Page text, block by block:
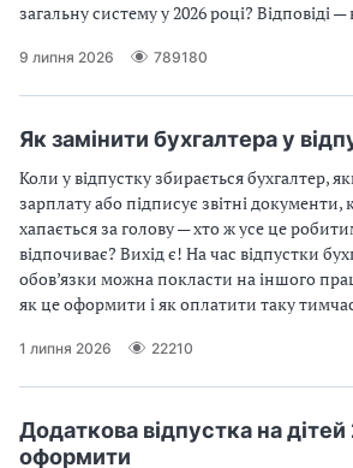
загальну систему у 2026 році? Відповіді —
9 липня 2026 789180
Як замінити бухгалтера у
Коли у відпустку збирається бухгалтер,
зарплату або підписує звітні документи,
хапається за голову — хто ж усе це
відпочиває? Вихід є! На час відпустки
обов’язки можна покласти на іншого
як це оформити і як оплатити таку
1 липня 2026 22210
Додаткова відпустка на
оформити